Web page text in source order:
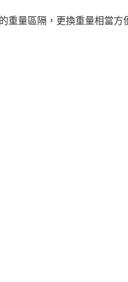
量區隔，更換重量相當方